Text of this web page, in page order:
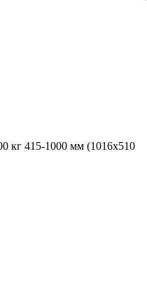
кг 415-1000 мм (1016х510